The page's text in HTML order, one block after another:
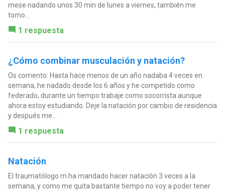
mese nadando unos 30 min de lunes a viernes, también me
tomo...
1 respuesta
¿Cómo combinar musculación y natación?
Os comento: Hasta hace menos de un año nadaba 4 veces en
semana, he nadado desde los 6 años y he competido como
federado, durante un tiempo trabaje como socorrista aunque
ahora estoy estudiando. Deje la natación por cambio de residencia
y después me...
1 respuesta
Natación
El traumatólogo m ha mandado hacer natación 3 veces a la
semana, y como me quita bastante tiempo no voy a poder tener